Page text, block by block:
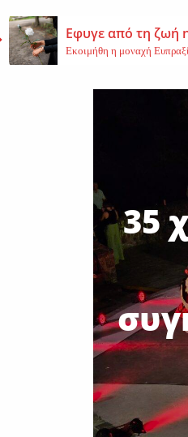
Εφυγε από τη ζωή
Εκοιμήθη η μοναχή
Νέο εργατικό
Εφυγε από τη ζωή
Εφυγε από τη ζωή η
35